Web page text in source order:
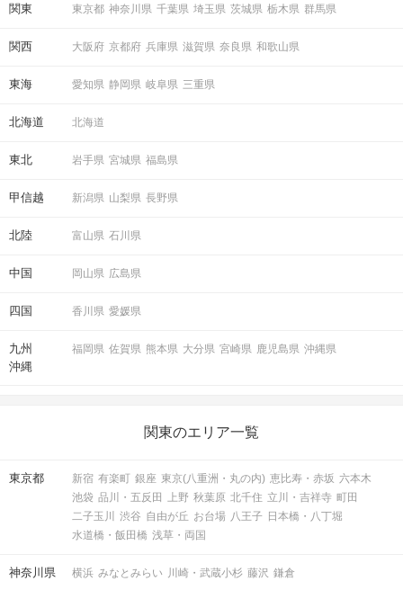
関東 東京都 神奈川県 千葉県 埼玉県 茨城県 栃木県 群馬県
関西 大阪府 京都府 兵庫県 滋賀県 奈良県 和歌山県
東海 愛知県 静岡県 岐阜県 三重県
北海道 北海道
東北 岩手県 宮城県 福島県
甲信越 新潟県 山梨県 長野県
北陸 富山県 石川県
中国 岡山県 広島県
四国 香川県 愛媛県
九州
沖縄
福岡県 佐賀県 熊本県 大分県 宮崎県 鹿児島県 沖縄県
関東のエリア一覧
東京都 新宿 有楽町 銀座 東京(八重洲・丸の内) 恵比寿・赤坂 六本木
池袋 品川・五反田 上野 秋葉原 北千住 立川・吉祥寺 町田
二子玉川
渋谷 自由が丘 お台場 八王子 日本橋・八丁堀
水道橋・飯田橋 浅草・両国
神奈川県 横浜 みなとみらい 川崎・武蔵小杉 藤沢 鎌倉